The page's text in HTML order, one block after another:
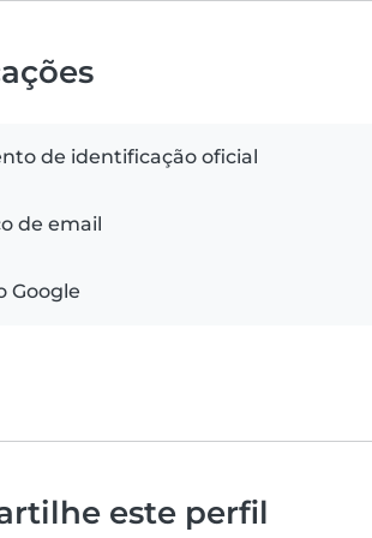
de identificação oficial
de email
Google
este perfil